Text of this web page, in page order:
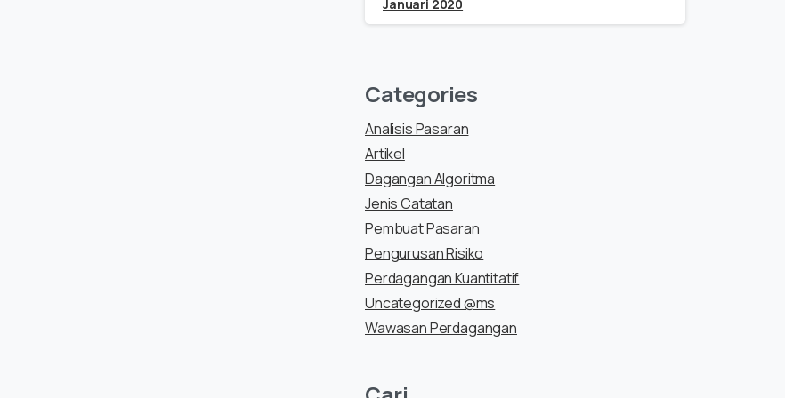
Januari 2020
Categories
Analisis Pasaran
Artikel
Dagangan Algoritma
Jenis Catatan
Pembuat Pasaran
Pengurusan Risiko
Perdagangan Kuantitatif
Uncategorized @ms
Wawasan Perdagangan